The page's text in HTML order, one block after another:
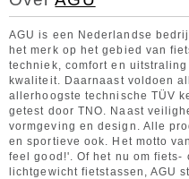
AGU is een Nederlandse
het merk op het gebied van
techniek, comfort en
kwaliteit. Daarnaast voldoen
allerhoogste technische TÜV
getest door TNO. Naast
vormgeving en design. Alle
en sportieve ook. Het motto
feel good!'. Of het nu om fiets-
lichtgewicht fietstassen, AGU